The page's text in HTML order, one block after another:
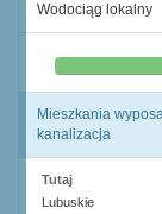
Wodociąg lokalny
0,0%
Mieszkania
kanalizacja
Tutaj
Lubuskie